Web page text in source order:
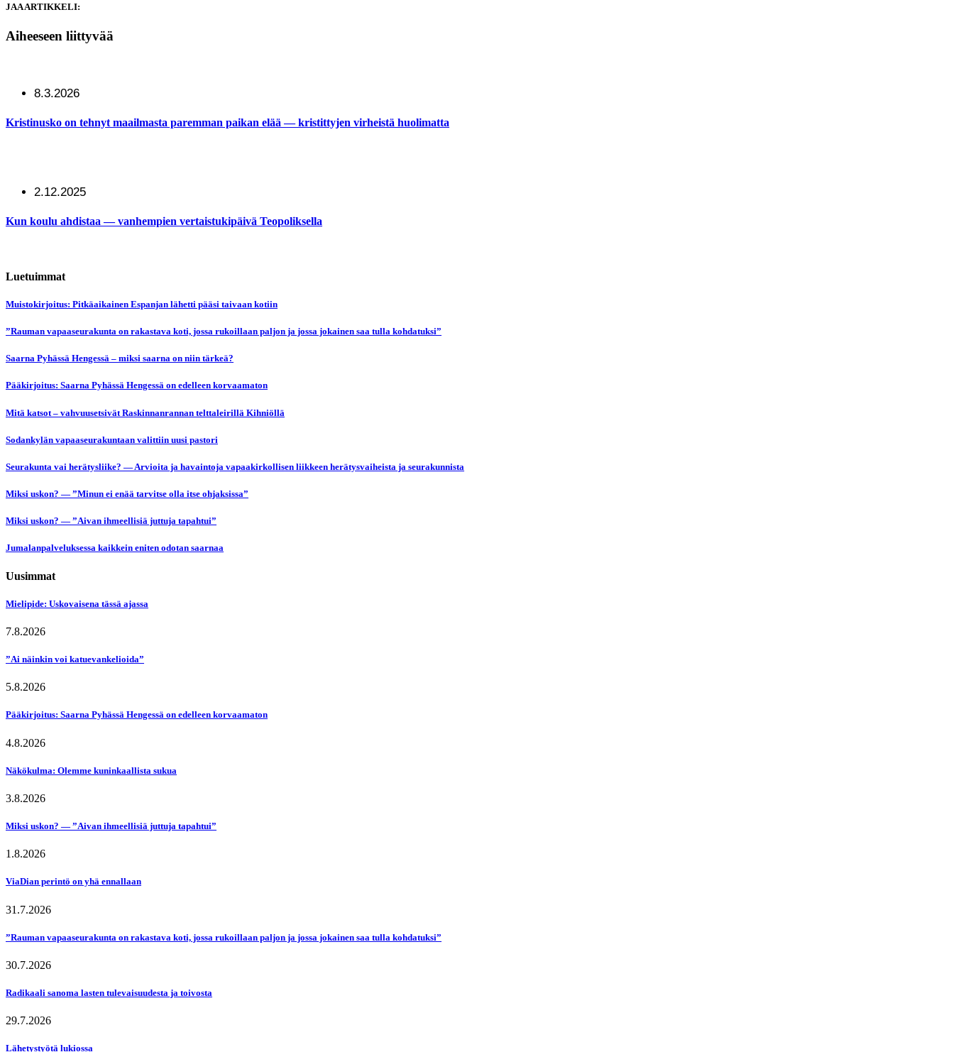
JAA ARTIKKELI:
Aiheeseen liittyvää
8.3.2026
Kristinusko on tehnyt maailmasta paremman paikan elää — kristittyjen virheistä huolimatta
2.12.2025
Kun koulu ahdistaa — vanhempien vertaistukipäivä Teopoliksella
Luetuimmat
Muistokirjoitus: Pitkäaikainen Espanjan lähetti pääsi taivaan kotiin
”Rauman vapaaseurakunta on rakastava koti, jossa rukoillaan paljon ja jossa jokainen saa tulla kohdatuksi”
Saarna Pyhässä Hengessä – miksi saarna on niin tärkeä?
Pääkirjoitus: Saarna Pyhässä Hengessä on edelleen korvaamaton
Mitä katsot – vahvuusetsivät Raskinnanrannan telttaleirillä Kihniöllä
Sodankylän vapaaseurakuntaan valittiin uusi pastori
Seurakunta vai herätysliike? — Arvioita ja havaintoja vapaakirkollisen liikkeen herätysvaiheista ja seurakunnista
Miksi uskon? — ”Minun ei enää tarvitse olla itse ohjaksissa”
Miksi uskon? — ”Aivan ihmeellisiä juttuja tapahtui”
Jumalanpalveluksessa kaikkein eniten odotan saarnaa
Uusimmat
Mielipide: Uskovaisena tässä ajassa
7.8.2026
”Ai näinkin voi katuevankelioida”
5.8.2026
Pääkirjoitus: Saarna Pyhässä Hengessä on edelleen korvaamaton
4.8.2026
Näkökulma: Olemme kuninkaallista sukua
3.8.2026
Miksi uskon? — ”Aivan ihmeellisiä juttuja tapahtui”
1.8.2026
ViaDian perintö on yhä ennallaan
31.7.2026
”Rauman vapaaseurakunta on rakastava koti, jossa rukoillaan paljon ja jossa jokainen saa tulla kohdatuksi”
30.7.2026
Radikaali sanoma lasten tulevaisuudesta ja toivosta
29.7.2026
Lähetystyötä lukiossa